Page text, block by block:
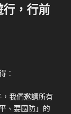
行，行前
：
我們邀請所有
、要國防」的